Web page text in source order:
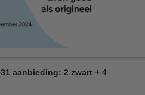
aanbieding: 2 zwart + 4